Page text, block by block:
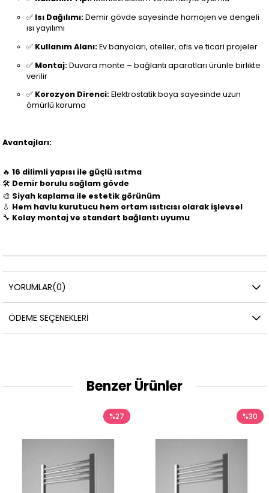
✅ Isı Dağılımı:Demir gövde sayesinde homojen ve dengeli
ısı yayılımı
✅ Kullanım Alanı:Ev banyoları, oteller, ofis ve ticari projeler
✅ Montaj:Duvara monte – bağlantı aparatları ürünle birlikte
verilir
✅ Korozyon Direnci:Elektrostatik boya sayesinde uzun
ömürlü koruma
Avantajları:
🔥16 dilimli yapısı ile güçlü ısıtma
🛠️ Demir borulu sağlam gövde
🎨 Siyah kaplama ile estetik görünüm
💧 Hem havlu kurutucu hem ortam ısıtıcısı olarak işlevsel
🔧 Kolay montaj ve standart bağlantı uyumu
YORUMLAR(0)
ÖDEME SEÇENEKLERI
Benzer Ürünler
%27 %30